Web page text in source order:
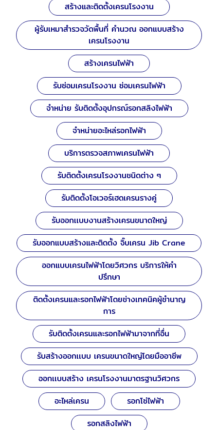
สร้างและติดตั้งเครนโรงงาน
ผู้รับเหมาสำรวจวัดพื้นที่ คำนวณ ออกแบบสร้าง
เครนโรงงาน
สร้างเครนไฟฟ้า
รับซ่อมเครนโรงงาน ซ่อมเครนไฟฟ้า
จำหน่าย รับติดตั้งอุปกรณ์รอกสลิงไฟฟ้า
จำหน่ายอะไหล่รอกไฟฟ้า
บริการตรวจสภาพเครนไฟฟ้า
รับติดตั้งเครนโรงงานชนิดต่าง ๆ
รับติดตั้งโอเวอร์เฮดเครนรางคู่
รับออกเเบบงานสร้างเครนขนาดใหญ่
รับออกแบบสร้างและติดตั้ง จิ๊บเครน Jib Crane
ออกแบบเครนไฟฟ้าโดยวิศวกร บริการให้คำ
ปรึกษา
ติดตั้งเครนและรอกไฟฟ้าโดยช่างเทคนิคผู้ชำนาญ
การ
รับติดตั้งเครนและรอกไฟฟ้ามาจากที่อื่น
รับสร้างออกเเบบ เครนขนาดใหญ่โดยมืออาชีพ
ออกเเบบสร้าง เครนโรงงานมาตรฐานวิศวกร
อะไหล่เครน
รอกโซ่ไฟฟ้า
รอกสลิงไฟฟ้า